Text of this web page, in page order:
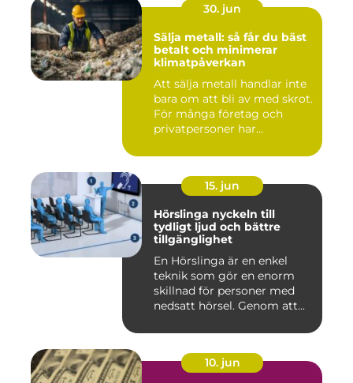
30. jun
Sälja metall: så får du bäst
betalt och minimerar
klimatpåverkan
Att sälja metall handlar inte
bara om att bli av med skrot.
För många företag och
privatpersoner har...
15. jun
Hörslinga nyckeln till
tydligt ljud och bättre
tillgänglighet
En Hörslinga är en enkel
teknik som gör en enorm
skillnad för personer med
nedsatt hörsel. Genom att...
10. jun